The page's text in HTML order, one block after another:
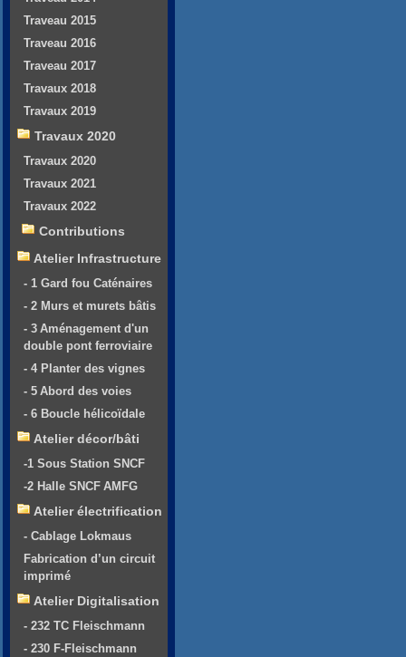
Traveau 2015
Traveau 2016
Traveau 2017
Travaux 2018
Travaux 2019
Travaux 2020
Travaux 2020
Travaux 2021
Travaux 2022
Contributions
Atelier Infrastructure
- 1 Gard fou Caténaires
- 2 Murs et murets bâtis
- 3 Aménagement d'un
double pont ferroviaire
- 4 Planter des vignes
- 5 Abord des voies
- 6 Boucle hélicoïdale
Atelier décor/bâti
-1 Sous Station SNCF
-2 Halle SNCF AMFG
Atelier électrification
- Cablage Lokmaus
Fabrication d’un circuit
imprimé
Atelier Digitalisation
- 232 TC Fleischmann
- 230 F-Fleischmann